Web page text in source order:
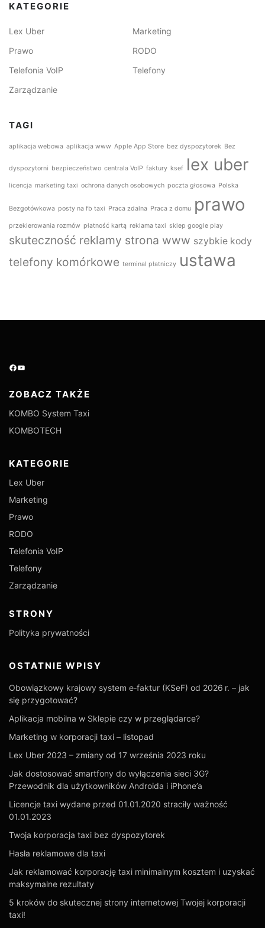
KATEGORIE
Lex Uber
Marketing
Prawo
RODO
Telefonia VoIP
Telefony
Zarządzanie
TAGI
aplikacja webowa aplikacja www Apple App Store bez dyspozytorek Bez
dyspozytorni bezpieczeństwo centrala VoIP faktury ksef lex uber
licencja marketing taxi ochrona danych osobowych poczta głosowa Polska
Bezgotówkowa posty na fb taxi Praca zdalna Praca z domu prawo
przekierowania rozmów płatność kartą reklama taxi sklep google play
skuteczność reklamy strona www szybkie kody
telefony komórkowe terminal płatniczy ustawa
Facebook YouTube
ZOBACZ TAKŻE
KOMBO System Taxi
KOMBOTECH
KATEGORIE
Lex Uber
Marketing
Prawo
RODO
Telefonia VoIP
Telefony
Zarządzanie
STRONY
Polityka prywatności
OSTATNIE WPISY
Obowiązkowy krajowy system e‑faktur (KSeF) od 2026 r. – jak
się przygotować?
Aplikacja mobilna w Sklepie czy w przeglądarce?
Marketing w korporacji taxi – listopad
Lex Uber 2023 – zmiany od 17 września 2023 roku
Jak dostosować smartfony do wyłączenia sieci 3G?
Przewodnik dla użytkowników Androida i iPhone’a
Licencje taxi wydane przed 01.01.2020 straciły ważność
01.01.2023
Twoja korporacja taxi bez dyspozytorek
Hasła reklamowe dla taxi
Jak reklamować korporację taxi minimalnym kosztem i uzyskać
maksymalne rezultaty
5 kroków do skutecznej strony internetowej Twojej korporacji
taxi!